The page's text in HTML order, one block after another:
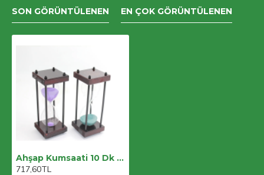
SON GÖRÜNTÜLENEN EN ÇOK GÖRÜNTÜLENEN
Ahşap Kumsaati 10 Dk Alk2508
717,60TL